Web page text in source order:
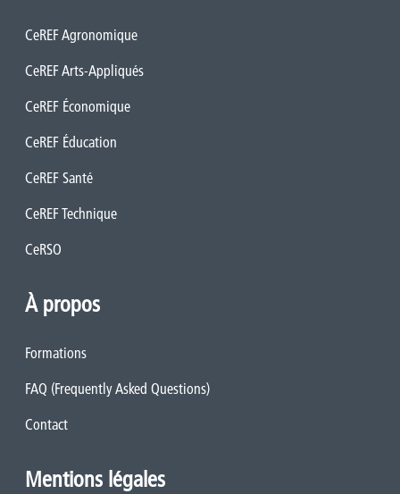
CeREF Agronomique
CeREF Arts-Appliqués
CeREF Économique
CeREF Éducation
CeREF Santé
CeREF Technique
CeRSO
À propos
Formations
FAQ (Frequently Asked Questions)
Contact
Mentions légales